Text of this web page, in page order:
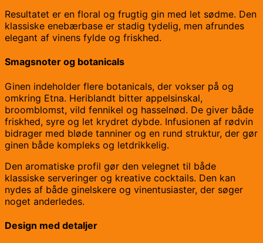
Resultatet er en floral og frugtig gin med let sødme. Den
klassiske enebærbase er stadig tydelig, men afrundes
elegant af vinens fylde og friskhed.
Smagsnoter og botanicals
Ginen indeholder flere botanicals, der vokser på og
omkring Etna. Heriblandt bitter appelsinskal,
broomblomst, vild fennikel og hasselnød. De giver både
friskhed, syre og let krydret dybde. Infusionen af rødvin
bidrager med bløde tanniner og en rund struktur, der gør
ginen både kompleks og letdrikkelig.
Den aromatiske profil gør den velegnet til både
klassiske serveringer og kreative cocktails. Den kan
nydes af både ginelskere og vinentusiaster, der søger
noget anderledes.
Design med detaljer